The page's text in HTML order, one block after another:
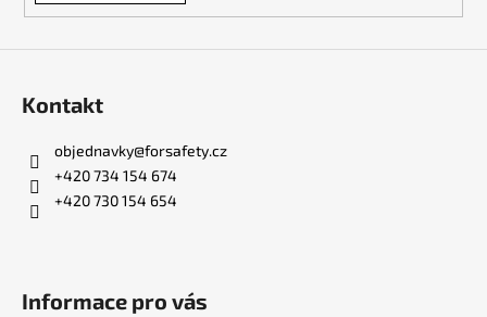
u
Kontakt
objednavky@forsafety.cz
+420 734 154 674
+420 730 154 654
Informace pro vás